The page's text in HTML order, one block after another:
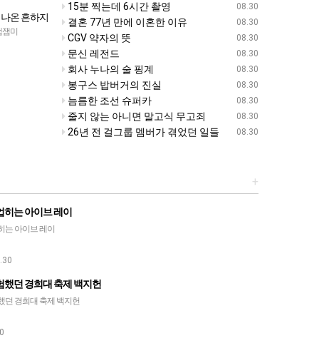
나온 흔하지
장면
잼미
08.30
15분 찍는데 6시간 촬영
08.30
결혼 77년 만에 이혼한 이유
08.30
CGV 약자의 뜻
08.30
문신 레전드
08.30
회사 누나의 술 핑계
08.30
봉구스 밥버거의 진실
08.30
늠름한 조선 슈퍼카
08.30
줄지 않는 아니면 말고식 무고죄
08.30
26년 전 걸그룹 멤버가 겪었던 일들
+
히는 아이브 레이
는 아이브 레이
했던 경희대 축제 백지헌
던 경희대 축제 백지헌